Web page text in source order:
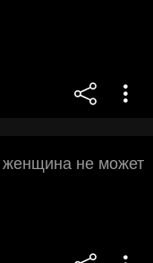
женщина не может